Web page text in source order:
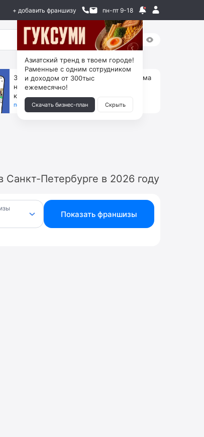
+ добавить франшизу пн-пт 9-18
За 90 тыс. открой магазин на Авито, дома
ни коробок, ни товара, ни склада, зато
каждый месяц +125 тыс. чистыми
получить бизнес-план ↓
Петербурге в 2026 году
Показать франшизы
Азиатский тренд в твоем городе!
Раменные с одним сотрудником
и доходом от 300тыс
ежемесячно!
Скачать бизнес-план Скрыть